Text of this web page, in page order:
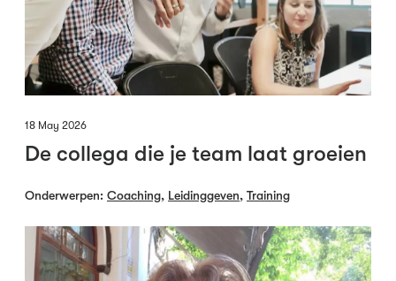
18 May 2026
De collega die je team laat groeien
Onderwerpen: Coaching, Leidinggeven, Training